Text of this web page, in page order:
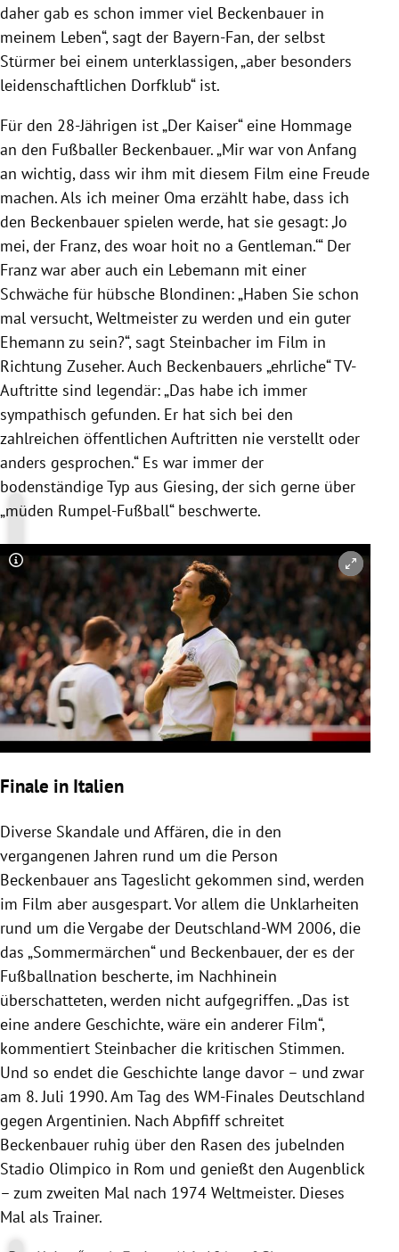
daher gab es schon immer viel Beckenbauer in
meinem Leben“, sagt der Bayern-Fan, der selbst
Stürmer bei einem unterklassigen, „aber besonders
leidenschaftlichen Dorfklub“ ist.
Für den 28-Jährigen ist „Der Kaiser“ eine Hommage
an den Fußballer Beckenbauer. „Mir war von Anfang
an wichtig, dass wir ihm mit diesem Film eine Freude
machen. Als ich meiner Oma erzählt habe, dass ich
den Beckenbauer spielen werde, hat sie gesagt: ‚Jo
mei, der Franz, des woar hoit no a Gentleman.‘“ Der
Franz war aber auch ein Lebemann mit einer
Schwäche für hübsche Blondinen: „Haben Sie schon
mal versucht, Weltmeister zu werden und ein guter
Ehemann zu sein?“, sagt Steinbacher im Film in
Richtung Zuseher. Auch Beckenbauers „ehrliche“ TV-
Auftritte sind legendär: „Das habe ich immer
sympathisch gefunden. Er hat sich bei den
zahlreichen öffentlichen Auftritten nie verstellt oder
anders gesprochen.“ Es war immer der
bodenständige Typ aus Giesing, der sich gerne über
„müden Rumpel-Fußball“ beschwerte.
Copyright-Hinweis öffnen/schließen
Finale in Italien
Diverse Skandale und Affären, die in den
vergangenen Jahren rund um die Person
Beckenbauer ans Tageslicht gekommen sind, werden
im Film aber ausgespart. Vor allem die Unklarheiten
rund um die Vergabe der Deutschland-WM 2006, die
das „Sommermärchen“ und Beckenbauer, der es der
Fußballnation bescherte, im Nachhinein
überschatteten, werden nicht aufgegriffen. „Das ist
eine andere Geschichte, wäre ein anderer Film“,
kommentiert Steinbacher die kritischen Stimmen.
Und so endet die Geschichte lange davor – und zwar
am 8. Juli 1990. Am Tag des WM-Finales Deutschland
gegen Argentinien. Nach Abpfiff schreitet
Beckenbauer ruhig über den Rasen des jubelnden
Stadio Olimpico in Rom und genießt den Augenblick
– zum zweiten Mal nach 1974 Weltmeister. Dieses
Mal als Trainer.